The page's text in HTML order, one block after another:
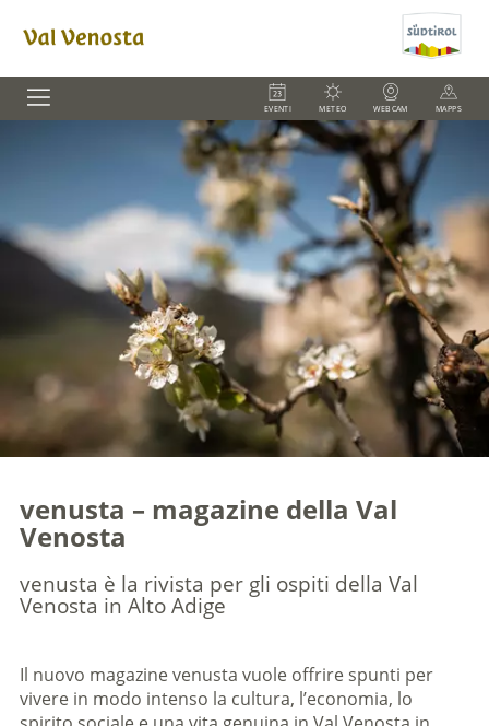
EVENTI METEO WEBCAM MAPPS
venusta – magazine della Val
Venosta
venusta è la rivista per gli ospiti della Val
Venosta in Alto Adige
Il nuovo magazine venusta vuole offrire spunti per
vivere in modo intenso la cultura, l’economia, lo